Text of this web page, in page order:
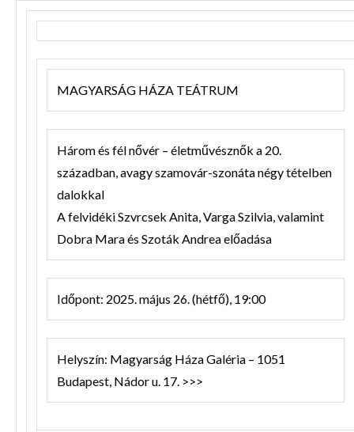
MAGYARSÁG HÁZA TEÁTRUM
Három és fél nővér – életművésznők a 20.
században, avagy szamovár-szonáta négy tételben
dalokkal
A felvidéki Szvrcsek Anita, Varga Szilvia, valamint
Dobra Mara és Szoták Andrea előadása
Időpont: 2025. május 26. (hétfő), 19:00
Helyszín: Magyarság Háza Galéria – 1051
Budapest, Nádor u. 17. >>>